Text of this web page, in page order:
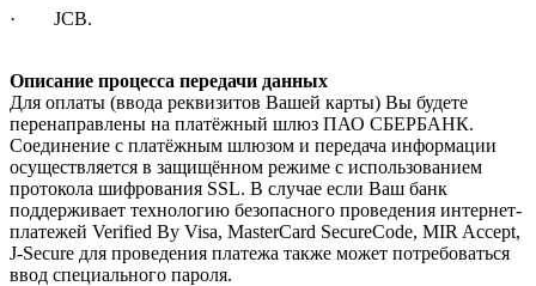
· JCB.
Описание процесса передачи данных
Для оплаты (ввода реквизитов Вашей карты) Вы будете
перенаправлены на платёжный шлюз ПАО СБЕРБАНК.
Соединение с платёжным шлюзом и передача информации
осуществляется в защищённом режиме с использованием
протокола шифрования SSL. В случае если Ваш банк
поддерживает технологию безопасного проведения интернет-
платежей Verified By Visa, MasterCard SecureCode, MIR Accept,
J-Secure для проведения платежа также может потребоваться
ввод специального пароля.